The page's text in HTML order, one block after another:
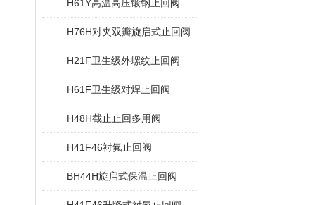
H61Y高温高压锻钢止回阀
H76H对夹双瓣旋启式止回阀
H21F卫生级外螺纹止回阀
H61F卫生级对焊止回阀
H48H截止止回多用阀
H41F46衬氟止回阀
BH44H旋启式保温止回阀